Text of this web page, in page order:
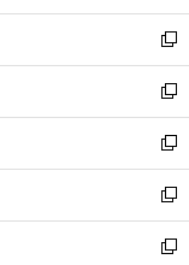
開
く
ウ
で
開
く
ン
ド
ウ
で
開
く
ウ
ィ
ン
ド
ウ
で
開
く
新
し
い
ウ
ィ
ン
ド
ウ
で
新
し
い
ウ
ィ
ン
ド
新
し
い
ウ
ィ
新
し
い
新